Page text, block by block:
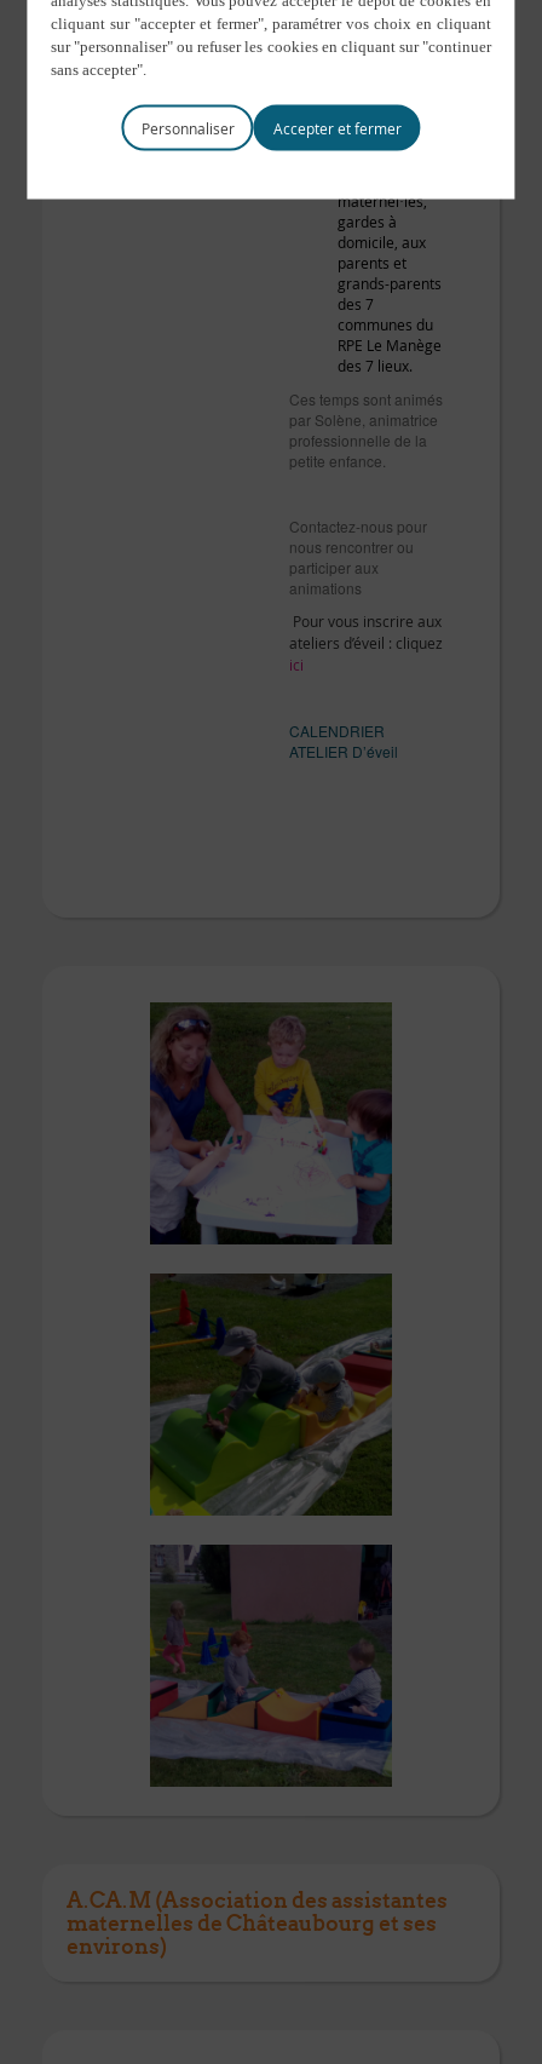
d’éveil sur les
communes de
Val d’Izé, Taillis,
Landavran et
Marpiré. C’est
maternel·les,
gardes à
domicile, aux
parents et
grands-parents
des 7
communes du
RPE Le Manège
des 7 lieux.
Ces temps sont animés
par Solène, animatrice
professionnelle de la
petite enfance.
Contactez-nous pour
nous rencontrer ou
participer aux
animations
Pour vous inscrire aux
ateliers d’éveil : cliquez
ici
CALENDRIER
ATELIER D’éveil
A.CA.M (Association des assistantes
maternelles de Châteaubourg et ses
environs)
Personnaliser